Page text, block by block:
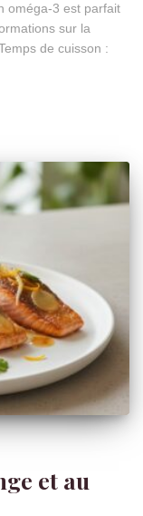
oméga-3 est parfait
sur la
de cuisson :
et au